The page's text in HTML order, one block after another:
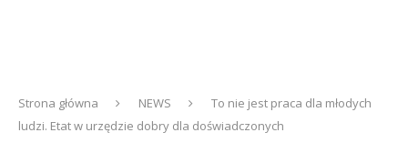
Strona główna NEWS
To nie jest praca dla młodych
ludzi. Etat w urzędzie dobry dla doświadczonych